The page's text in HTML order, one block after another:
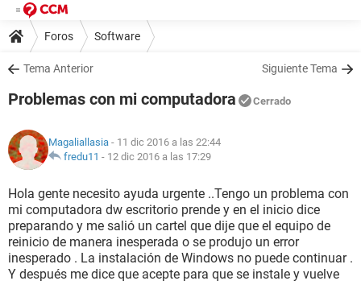
Foros Software
Tema Anterior Siguiente Tema
Problemas con mi computadora Cerrado
Magaliallasia - 11 dic 2016 a las 22:44
fredu11 - 12 dic 2016 a las 17:29
Hola gente necesito ayuda urgente ..Tengo un problema con
mi computadora dw escritorio prende y en el inicio dice
preparando y me salió un cartel que dije que el equipo de
reinicio de manera inesperada o se produjo un error
inesperado . La instalación de Windows no puede continuar .
Y después me dice que acepte para que se instale y vuelve